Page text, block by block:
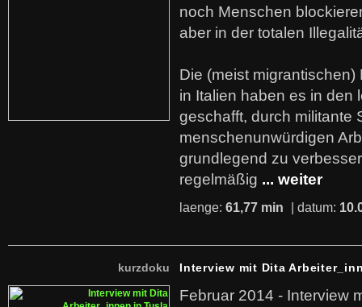
noch Menschen
aber in der totalen
Die (meist
in Italien haben es in den
geschafft, durch militante
menschenunwürdigen
grundlegend zu
regelmäßig ... weiter
laenge: 61,77 min | datum:
kurzdoku Interview mit Dita
Februar 2014 - Interview